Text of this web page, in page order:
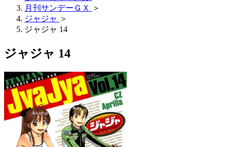
月刊サンデーＧＸ
＞
ジャジャ ＞
ジャジャ 14
ジャジャ 14